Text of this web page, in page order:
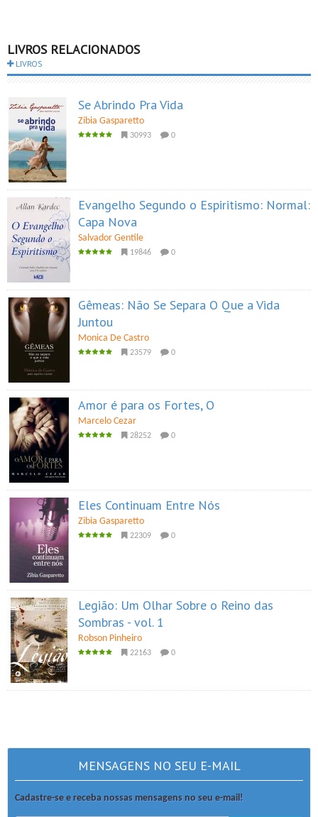
LIVROS RELACIONADOS
LIVROS
Se Abrindo Pra Vida
Zibia Gasparetto
30993 0
Evangelho Segundo o Espiritismo: Normal:
Capa Nova
Salvador Gentile
19846 0
Gêmeas: Não Se Separa O Que a Vida
Juntou
Monica De Castro
23579 0
Amor é para os Fortes, O
Marcelo Cezar
28252 0
Eles Continuam Entre Nós
Zibia Gasparetto
22309 0
Legião: Um Olhar Sobre o Reino das
Sombras - vol. 1
Robson Pinheiro
22163 0
MENSAGENS NO SEU E-MAIL
Cadastre-se e receba nossas mensagens no seu e-mail!